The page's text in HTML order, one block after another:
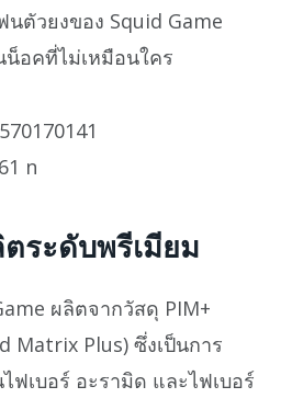
ตัวยงของ Squid Game
อคที่ไม่เหมือนใคร
ระดับพรีเมียม
ผลิตจากวัสดุ PIM+
Matrix Plus) ซึ่งเป็นการ
ฟเบอร์ อะรามิด และไฟเบอร์